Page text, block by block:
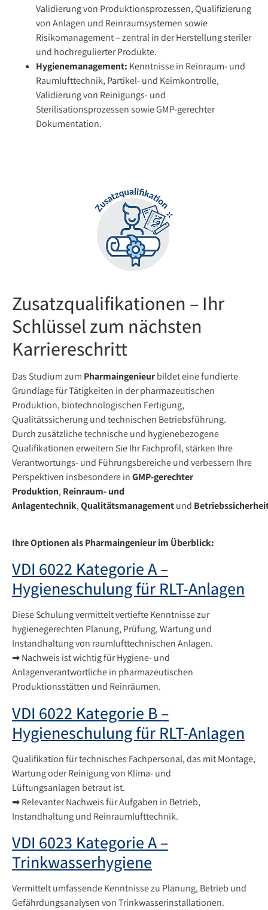
Validierung von Produktionsprozessen, Qualifizierung
von Anlagen und Reinraumsystemen sowie
Risikomanagement – zentral in der Herstellung steriler
und hochregulierter Produkte.
Hygienemanagement: Kenntnisse in Reinraum- und
Raumlufttechnik, Partikel- und Keimkontrolle,
Validierung von Reinigungs- und
Sterilisationsprozessen sowie GMP-gerechter
Dokumentation.
Zusatzqualifikationen – Ihr
Schlüssel zum nächsten
Karriereschritt
Das Studium zum Pharmaingenieurbildet eine fundierte
Grundlage für Tätigkeiten in der pharmazeutischen
Produktion, biotechnologischen Fertigung,
Qualitätssicherung und technischen Betriebsführung.
Durch zusätzliche technische und hygienebezogene
Qualifikationen erweitern Sie Ihr Fachprofil, stärken Ihre
Verantwortungs- und Führungsbereiche und verbessern Ihre
Perspektiven insbesondere inGMP-gerechter
Produktion, Reinraum- und
Anlagentechnik,Qualitätsmanagementund
Ihre Optionen als Pharmaingenieurim Überblick:
VDI 6022 Kategorie A –
Hygieneschulung für RLT-Anlagen
Diese Schulung vermittelt vertiefte Kenntnisse zur
hygienegerechten Planung, Prüfung, Wartung und
Instandhaltung von raumlufttechnischen Anlagen.
➡ Nachweis ist wichtig für Hygiene- und
Anlagenverantwortliche in pharmazeutischen
Produktionsstätten und Reinräumen.
VDI 6022 Kategorie B –
Hygieneschulung für RLT-Anlagen
Qualifikation für technisches Fachpersonal, das mit Montage,
Wartung oder Reinigung von Klima- und
Lüftungsanlagen betraut ist.
➡ Relevanter Nachweis für Aufgaben in Betrieb,
Instandhaltung und Reinraumlufttechnik.
VDI 6023 Kategorie A –
Trinkwasserhygiene
Vermittelt umfassende Kenntnisse zu Planung, Betrieb und
Gefährdungsanalysen von Trinkwasserinstallationen.